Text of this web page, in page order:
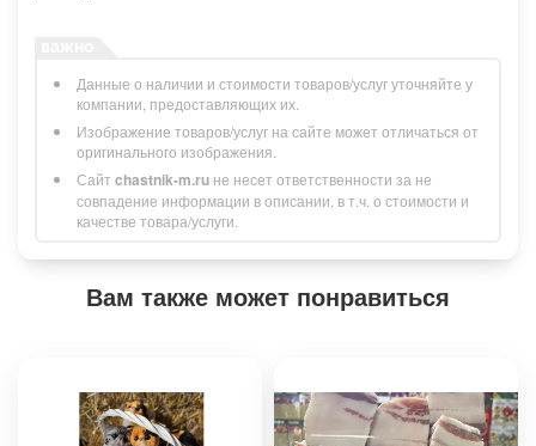
Данные о наличии и стоимости товаров/услуг уточняйте у
компании, предоставляющих их.
Изображение товаров/услуг на сайте может отличаться от
оригинального изображения.
Сайт chastnik-m.ru не несет ответственности за не
совпадение информации в описании, в т.ч. о стоимости и
качестве товара/услуги.
Вам также может понравиться